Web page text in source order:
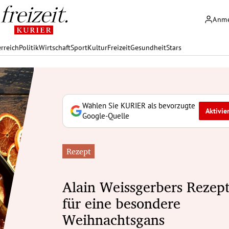
PolitikWirtschaftSportKulturFreizeitGesundheitStars
Wählen Sie KURIER als bevorzugte
Google-Quelle
Rezept
Alain Weissgerbers
für eine besondere
Weihnachtsgans